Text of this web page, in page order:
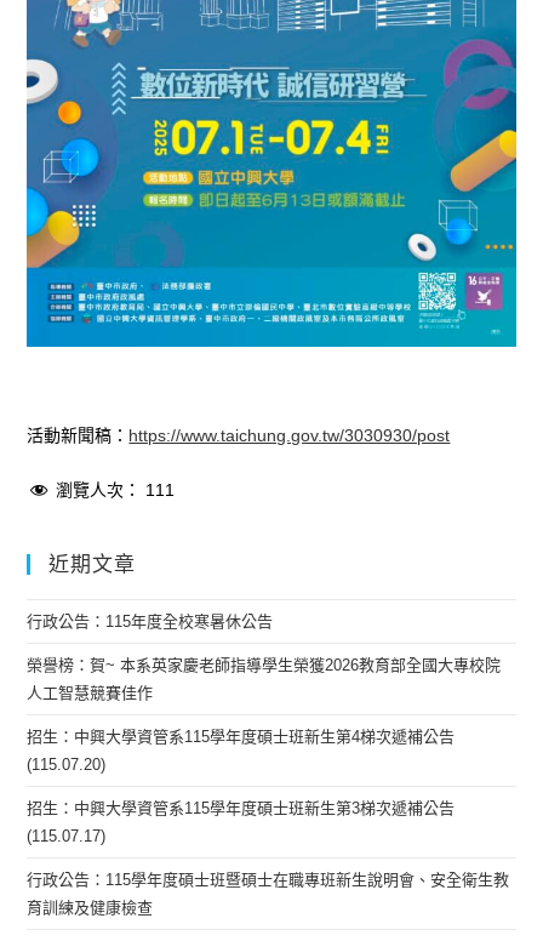
活動新聞稿： https://www.taichung.gov.tw/3030930/post
瀏覽人次： 111
近期文章
行政公告：115年度全校寒暑休公告
榮譽榜：賀~ 本系英家慶老師指導學生榮獲2026教育部全國大專校院
人工智慧競賽佳作
招生：中興大學資管系115學年度碩士班新生第4梯次遞補公告
(115.07.20)
招生：中興大學資管系115學年度碩士班新生第3梯次遞補公告
(115.07.17)
行政公告：115學年度碩士班暨碩士在職專班新生說明會、安全衛生教
育訓練及健康檢查